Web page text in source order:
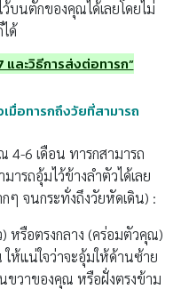
บนตักของคุณได้เลยโดยไม่
ด้
และวิธีการส่งต่อทารก”
มื่อทารกถึงวัยที่สามารถ
6 เดือน ทารกสามารถ
ารถอุ้มไว้ข้างลำตัวได้เลย
ๆ จนกระทั่งถึงวัยหัดเดิน) :
หรือตรงกลาง (คร่อมตัวคุณ)
ห้แน่ใจว่าจะอุ้มให้ด้านซ้าย
ขวาของคุณ หรือฝั่งตรงข้าม